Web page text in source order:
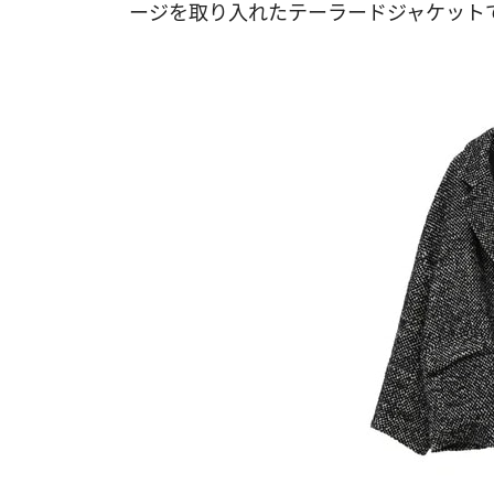
ージを取り入れたテーラードジャケット